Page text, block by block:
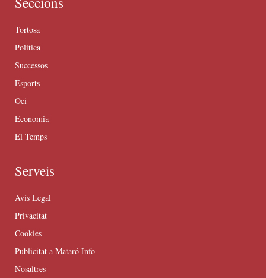
Tortosa
Política
Successos
Esports
Oci
Economia
El Temps
Serveis
Avís Legal
Privacitat
Cookies
Publicitat a Mataró Info
Nosaltres